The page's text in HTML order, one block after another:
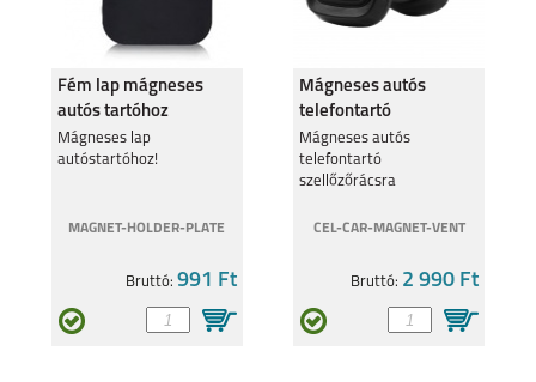
REALME 11 5G
REALME C55 REALME 9 5G
Fém lap mágneses
autós tartóhoz
Mágneses lap
autóstartóhoz!
MAGNET-HOLDER-PLATE
Bruttó: 991 Ft
Mágneses autós
telefontartó
szellőzőrácsra
Mágneses autós
telefontartó
szellőzőrácsra
CEL-CAR-MAGNET-VENT
Bruttó: 2 990 Ft